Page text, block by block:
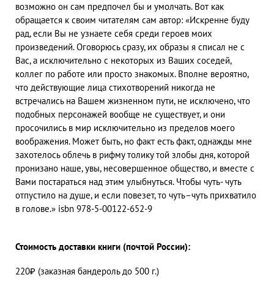
возможно он сам предпочел бы и умолчать. Вот как
обращается к своим читателям сам автор: «Искренне буду
рад, если Вы не узнаете себя среди героев моих
произведений. Оговорюсь сразу, их образы я списал не с
Вас, а исключительно с некоторых из Ваших соседей,
коллег по работе или просто знакомых. Вполне вероятно,
что действующие лица стихотворений никогда не
встречались на Вашем жизненном пути, не исключено, что
подобных персонажей вообще не существует, и они
просочились в мир исключительно из пределов моего
воображения. Может быть, но факт есть факт, однажды мне
захотелось облечь в рифму толику той злобы дня, которой
пронизано наше, увы, несовершенное общество, и вместе с
Вами постараться над этим улыбнуться. Чтобы чуть- чуть
отпустило на душе, и если повезет, то чуть–чуть прихватило
в голове.» isbn 978-5-00122-652-9
Стоимость доставки книги (почтой России):
220₽ (заказная бандероль до 500 г.)